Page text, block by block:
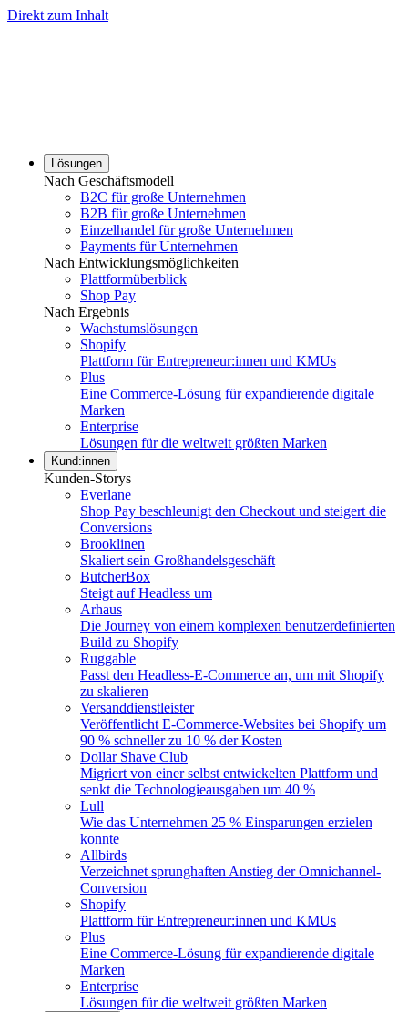
Direkt zum Inhalt
Lösungen
Nach Geschäftsmodell
B2C für große Unternehmen
B2B für große Unternehmen
Einzelhandel für große Unternehmen
Payments für Unternehmen
Nach Entwicklungsmöglichkeiten
Plattformüberblick
Shop Pay
Nach Ergebnis
Wachstumslösungen
Shopify
Plattform für Entrepreneur:innen und KMUs
Plus
Eine Commerce-Lösung für expandierende digitale
Marken
Enterprise
Lösungen für die weltweit größten Marken
Kund:innen
Kunden-Storys
Everlane
Shop Pay beschleunigt den Checkout und steigert die
Conversions
Brooklinen
Skaliert sein Großhandelsgeschäft
ButcherBox
Steigt auf Headless um
Arhaus
Die Journey von einem komplexen benutzerdefinierten
Build zu Shopify
Ruggable
Passt den Headless-E-Commerce an, um mit Shopify
zu skalieren
Versanddienstleister
Veröffentlicht E-Commerce-Websites bei Shopify um
90 % schneller zu 10 % der Kosten
Dollar Shave Club
Migriert von einer selbst entwickelten Plattform und
senkt die Technologieausgaben um 40 %
Lull
Wie das Unternehmen 25 % Einsparungen erzielen
konnte
Allbirds
Verzeichnet sprunghaften Anstieg der Omnichannel-
Conversion
Shopify
Plattform für Entrepreneur:innen und KMUs
Plus
Eine Commerce-Lösung für expandierende digitale
Marken
Enterprise
Lösungen für die weltweit größten Marken